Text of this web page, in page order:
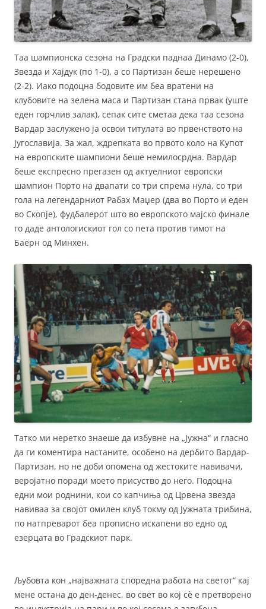
Таа шампионска сезона на Градски паднаа Динамо (2-0),
Звезда и Хајдук (по 1-0), а со Партизан беше нерешено
(2-2). Иако подоцна бодовите им беа вратени на
клубовите на зелена маса и Партизан стана првак (уште
еден горчлив залак), сепак сите сметаа дека таа сезона
Вардар заслужено ја освои титулата во првенството на
Југославија. За жал, ждрепката во првото коло на Купот
на европските шампиони беше немилосрдна. Вардар
беше експресно прегазен од актуелниот европски
шампион Порто на двапати со три спрема нула, со три
гола на легендарниот Рабах Маџер (два во Порто и еден
во Скопје), фудбалерот што во европското мајско финале
го даде антологискиот гол со пета против тимот на
Баерн од Минхен.
Татко ми неретко знаеше да избувне на „Јужна“ и гласно
да ги коментира настаните, особено на дербито Вардар-
Партизан, но не доби опомена од жестоките навивачи,
веројатно поради моето присуство до него. Подоцна
едни мои роднини, кои со капчиња од Црвена звезда
навиваа за својот омилен клуб токму од Јужната трибина,
по натпреварот беа прописно искапени во едно од
езерцата во Градскиот парк.
Љубовта кон „најважната споредна работа на светот“ кај
мене остана до ден-денес, во свет во кој сè е претворено